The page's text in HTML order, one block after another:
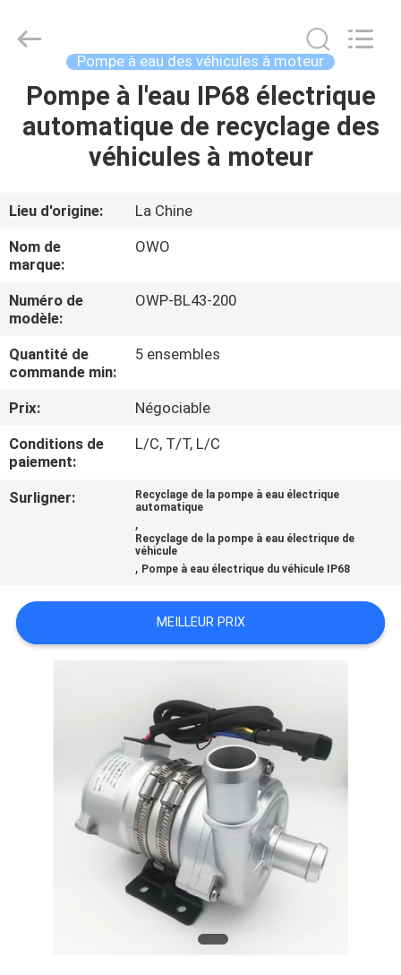
APERÇU
PRODUITS
VIDÉOS
A
PROPOS
DE
NOUS
VISITE
D'USINE
CONTRÔLE
QUALITÉ
CONTACT
DEMANDE
Motor
Technology
Reserved.
Pompe à eau des véhicules à moteur
Pompe à l'eau IP68 électrique
automatique de recyclage des
véhicules à moteur
Lieu d'origine:
La Chine
Nom de
marque:
OWO
Numéro de
modèle:
OWP-BL43-200
Quantité de
commande min:
5 ensembles
Prix:
Négociable
Conditions de
paiement:
L/C, T/T, L/C
Surligner:
Recyclage de la pompe à eau électrique
automatique
,
Recyclage de la pompe à eau électrique de
véhicule
, Pompe à eau électrique du véhicule IP68
MEILLEUR PRIX